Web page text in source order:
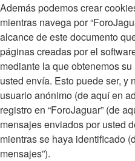
Además podemos crear
mientras navega por
alcance de este documento
páginas creadas por el
mediante la que obtenemos
usted envía. Esto puede ser, y
usuario anónimo (de aquí en
registro en “ForoJaguar” (de
mensajes enviados por usted
mientras se haya identificado
mensajes”).